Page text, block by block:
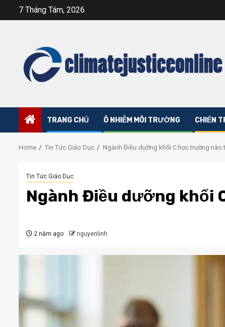
7 Tháng Tám, 2026
TRANG CHỦ Ô NHIỄM MÔI TRƯỜNG CHIẾN
Home Tin Tức Giáo Dục Ngành Điều dưỡng khối C học trường nào
Tin Tức Giáo Dục
Ngành Điều dưỡng khối
2 năm ago nguyenlinh